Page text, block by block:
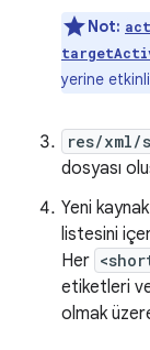
Not:
yerine
res/xml/
dosyası
Yeni
listesini
Her
etiketleri
olmak